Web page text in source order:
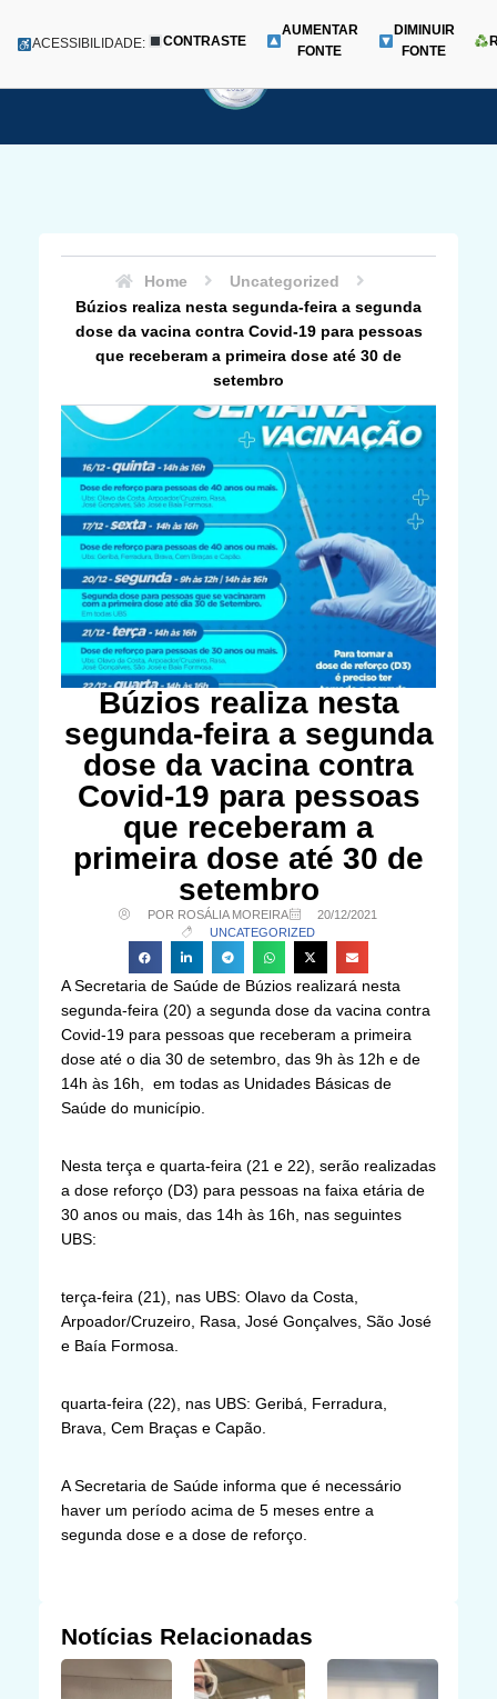
para
Menu
ACESSIBILIDADE: CONTRASTE
AUMENTAR
FONTE
DIMINUIR
FONTE
Home
Uncategorized
Búzios realiza nesta segunda-feira a segunda
dose da vacina contra Covid-19 para pessoas
que receberam a primeira dose até 30 de
setembro
Búzios realiza nesta
segunda-feira a segunda
dose da vacina contra
Covid-19 para pessoas
que receberam a
primeira dose até 30 de
setembro
POR ROSÁLIA MOREIRA
20/12/2021
UNCATEGORIZED
A Secretaria de Saúde de Búzios realizará nesta
segunda-feira (20) a segunda dose da vacina contra
Covid-19 para pessoas que receberam a primeira
dose até o dia 30 de setembro, das 9h às 12h e de
14h às 16h, em todas as Unidades Básicas de
Saúde do município.
Nesta terça e quarta-feira (21 e 22), serão realizadas
a dose reforço (D3) para pessoas na faixa etária de
30 anos ou mais, das 14h às 16h, nas seguintes
UBS:
terça-feira (21), nas UBS: Olavo da Costa,
Arpoador/Cruzeiro, Rasa, José Gonçalves, São José
e Baía Formosa.
quarta-feira (22), nas UBS: Geribá, Ferradura,
Brava, Cem Braças e Capão.
A Secretaria de Saúde informa que é necessário
haver um período acima de 5 meses entre a
segunda dose e a dose de reforço.
Notícias Relacionadas